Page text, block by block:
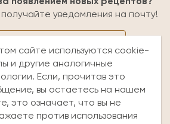
получайте уведомления на почту!
Подписаться
обработки персональных данных. Я
офертой и принимаю её условия
сайте используются cookie-
и другие аналогичные
Если, прочитав это
вы остаетесь на нашем
это означает, что вы не
против использования